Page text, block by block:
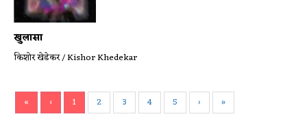
खुलासा
किशोर खेडेकर / Kishor Khedekar
« ‹ 1 2 3 4 5 › »